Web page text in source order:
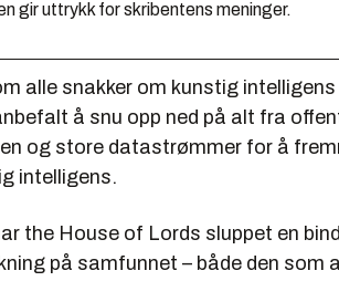
gir uttrykk for skribentens meninger.
alle snakker om kunstig
å snu opp ned på alt fra
og store datastrømmer for å
intelligens.
the House of Lords sluppet en
på samfunnet – både den som